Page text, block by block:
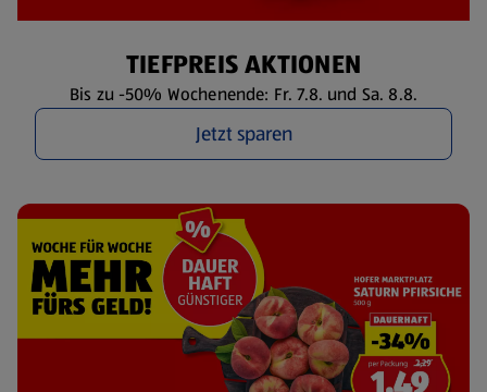
TIEFPREIS AKTIONEN
Bis zu -50% Wochenende: Fr. 7.8. und Sa. 8.8.
Jetzt sparen